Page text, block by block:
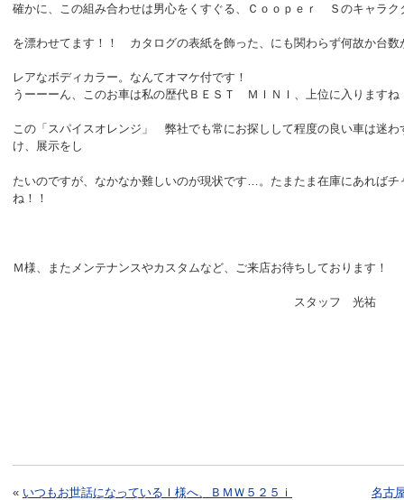
確かに、この組み合わせは男心をくすぐる、Ｃｏｏｐｅｒ Ｓのキャラク
を漂わせてます！！ カタログの表紙を飾った、にも関わらず何故か台数
レアなボディカラー。 なんてオマケ付です！
うーーーん、このお車は私の歴代ＢＥＳＴ ＭＩＮＩ、上位に入りますね
この「スパイスオレンジ」 弊社でも常にお探しして程度の良い車は迷わ
け、展示をし
たいのですが、なかなか難しいのが現状です…。たまたま在庫にあればチ
ね！！
Ｍ様、またメンテナンスやカスタムなど、ご来店お待ちしております！
スタッフ 光祐
« いつもお世話になっているＩ様へ、ＢＭＷ５２５ｉ
名古